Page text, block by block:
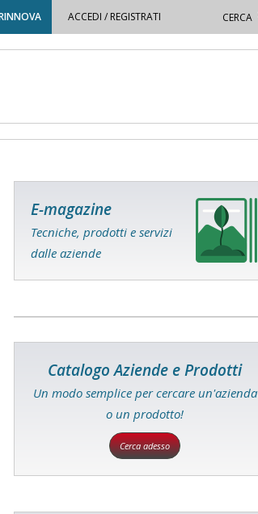
ACCEDI / REGISTRATI
E-magazine
Tecniche, prodotti e servizi
dalle aziende
Catalogo Aziende e Prodotti
Un modo semplice per cercare un'azienda
o un prodotto!
Cerca adesso